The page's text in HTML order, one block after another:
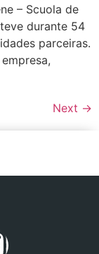
– Scuola de
durante 54
parceiras.
Next →